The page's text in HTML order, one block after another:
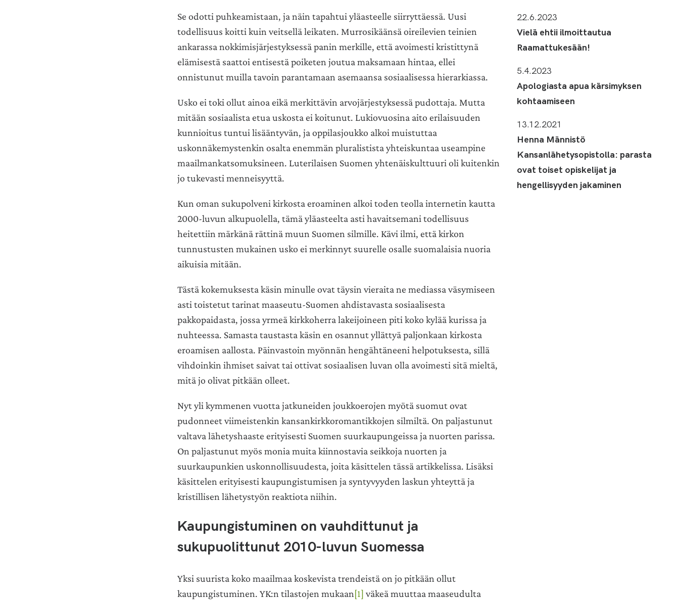
Se odotti puhkeamistaan, ja näin tapahtui yläasteelle siirryttäessä. Uusi
todellisuus koitti kuin veitsellä leikaten. Murrosikäänsä oireilevien teinien
ankarassa nokkimisjärjestyksessä panin merkille, että avoimesti kristittynä
elämisestä saattoi entisestä poiketen joutua maksamaan hintaa, ellei
onnistunut muilla tavoin parantamaan asemaansa sosiaalisessa hierarkiassa.
Usko ei toki ollut ainoa eikä merkittävin arvojärjestyksessä pudottaja. Mutta
mitään sosiaalista etua uskosta ei koitunut. Lukiovuosina aito erilaisuuden
kunnioitus tuntui lisääntyvän, ja oppilasjoukko alkoi muistuttaa
uskonnäkemystenkin osalta enemmän pluralistista yhteiskuntaa useampine
maailmankatsomuksineen. Luterilaisen Suomen yhtenäiskulttuuri oli kuitenkin
jo tukevasti menneisyyttä.
Kun oman sukupolveni kirkosta eroaminen alkoi toden teolla internetin kautta
2000-luvun alkupuolella, tämä yläasteelta asti havaitsemani todellisuus
heitettiin märkänä rättinä muun Suomen silmille. Kävi ilmi, että kirkon
tunnustusten mukainen usko ei merkinnyt suurelle osalle suomalaisia nuoria
aikuisia mitään.
Tästä kokemuksesta käsin minulle ovat täysin vieraita ne mediassa väsymiseen
asti toistetut tarinat maaseutu-Suomen ahdistavasta sosiaalisesta
pakkopaidasta, jossa yrmeä kirkkoherra lakeijoineen piti koko kylää kurissa ja
nuhteessa. Samasta taustasta käsin en osannut yllättyä paljonkaan kirkosta
eroamisen aallosta. Päinvastoin myönnän hengähtäneeni helpotuksesta, sillä
vihdoinkin ihmiset saivat tai ottivat sosiaalisen luvan olla avoimesti sitä mieltä,
mitä jo olivat pitkään olleet.
Nyt yli kymmenen vuotta jatkuneiden joukkoerojen myötä suomut ovat
pudonneet viimeistenkin kansankirkkoromantikkojen silmiltä. On paljastunut
valtava lähetyshaaste erityisesti Suomen suurkaupungeissa ja nuorten parissa.
On paljastunut myös monia muita kiinnostavia seikkoja nuorten ja
suurkaupunkien uskonnollisuudesta, joita käsittelen tässä artikkelissa. Lisäksi
käsittelen erityisesti kaupungistumisen ja syntyvyyden laskun yhteyttä ja
kristillisen lähetystyön reaktiota niihin.
Kaupungistuminen on vauhdittunut ja
sukupuolittunut 2010-luvun Suomessa
Yksi suurista koko maailmaa koskevista trendeistä on jo pitkään ollut
kaupungistuminen. YK:n tilastojen mukaan[1] väkeä muuttaa maaseudulta
22.6.2023
Vielä ehtii ilmoittautua
Raamattukesään!
5.4.2023
Apologiasta apua kärsimyksen
kohtaamiseen
13.12.2021
Henna Männistö
Kansanlähetysopistolla: parasta
ovat toiset opiskelijat ja
hengellisyyden jakaminen